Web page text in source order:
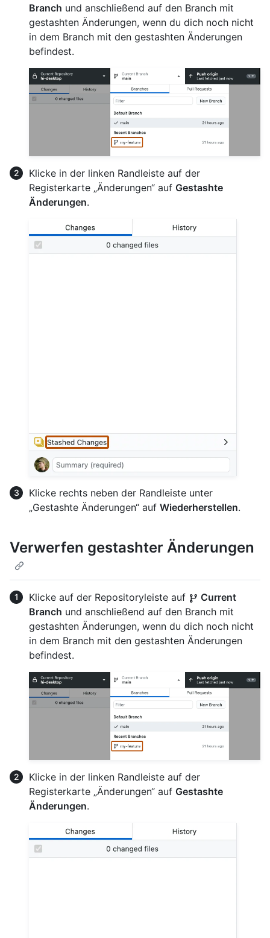
Branch und anschließend auf den Branch mit
gestashten Änderungen, wenn du dich noch nicht
in dem Branch mit den gestashten Änderungen
befindest.
Klicke in der linken Randleiste auf der
Registerkarte „Änderungen“ auf Gestashte
Änderungen.
Klicke rechts neben der Randleiste unter
„Gestashte Änderungen“ auf Wiederherstellen.
Verwerfen gestashter Änderungen
Klicke auf der Repositoryleiste auf
Current
Branch und anschließend auf den Branch mit
gestashten Änderungen, wenn du dich noch nicht
in dem Branch mit den gestashten Änderungen
befindest.
Klicke in der linken Randleiste auf der
Registerkarte „Änderungen“ auf Gestashte
Änderungen.